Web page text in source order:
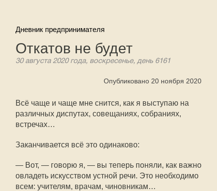
Дневник предпринимателя
Откатов не будет
30 августа 2020 года, воскресенье, день 6161
Опубликовано 20 ноября 2020
Всё чаще и чаще мне снится, как я выступаю на
различных диспутах, совещаниях, собраниях,
встречах…
Заканчивается всё это одинаково:
— Вот, — говорю я, — вы теперь поняли, как важно
овладеть искусством устной речи. Это необходимо
всем: учителям, врачам, чиновникам…